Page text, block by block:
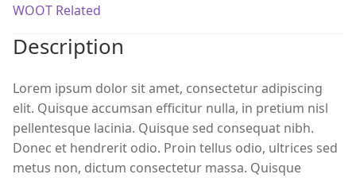
WOOT Related
Description
Lorem ipsum dolor sit amet, consectetur adipiscing
elit. Quisque accumsan efficitur nulla, in pretium nisl
pellentesque lacinia. Quisque sed consequat nibh.
Donec et hendrerit odio. Proin tellus odio, ultrices sed
metus non, dictum consectetur massa. Quisque